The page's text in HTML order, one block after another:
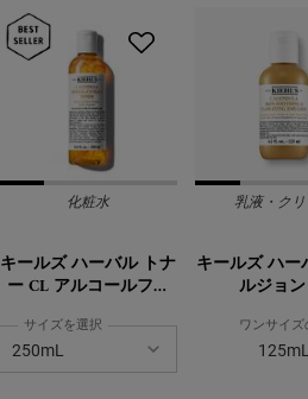
化粧水
キールズ ハーバル トナ
ー CL アルコールフリ
サイズを選択
乳液・ク
キールズ ハー
ルジョ
ワンサイズ